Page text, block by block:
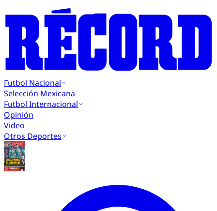
Futbol Nacional
Selección Mexicana
Futbol Internacional
Opinión
Video
Otros Deportes